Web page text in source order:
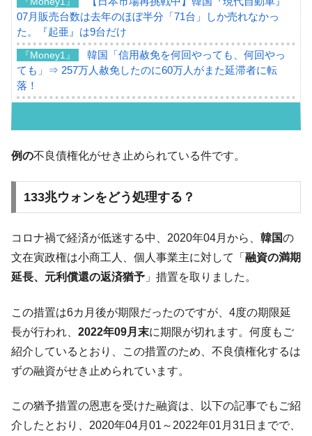
07月販売台数は去年のほぼ半分「71台」しか売れなかっ
た。『起亜』は9台だけ
『Money1』
韓国「信用赦免を何回やっても、何回やっ
ても」⇒ 257万人赦免したのに60万人がまた延滞者に転
落！
『Money1』
韓国「2026年07月の輸出入」絶好調。半導
体だけで410億ドル、輸出全体の41％もある
韓国･李在明「青年層の雇用状況が悪い。せ
や、若者に起業させよう」⇒ どんな雇用対策だソレ。
ル。外平債の発行「19.4億ドル」
『Money1』
韓国「ここは北朝鮮なのか。選管がサーバ
ーにウソのデータを入力したのは明白だ」
言。
『Money1』
韓国は「中国と同じく」投資に不適格な国
だ。
『Money1』
『韓国銀行』が「金の保有量を増やしま
ル」まで拡大 ⇒ 海外資金の動きに強く左右される状態
例の不良債権化がせき止められている件です。
133兆ウォンをどう処理する？
コロナ禍で経済が低迷する中、2020年04月から、 韓国の
文在寅政権は小商工人、個人事業主に対して「 融資の満期
延長、元利償還の返済猶予 」措置を取りました。
この措置は6カ月後が期限だったのですが、4度の期限延
長が行われ、 2022年09月末に期限が切れます。何度もご
紹介しているとおり、この措置のため、不良債権化するは
ずの融資がせき止められています。
この猶予措置の恩恵を受けた融資は、以下の記事でもご紹
介したとおり、2020年04月01～2022年01月31日までで、